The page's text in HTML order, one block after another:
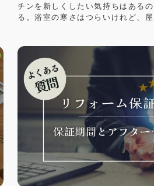
チンを新しくしたい気持ちはある
る。浴室の寒さはつらいけれど、